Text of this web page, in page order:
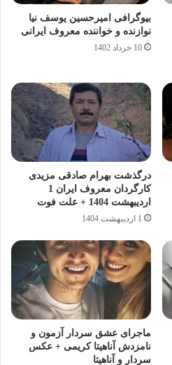
بیوگرافی امیرحسین یوسف نیا
نوازنده و خواننده معروف ایرانی
10 خرداد 1402
درگذشت بهرام صادقی مزیدی
کارگردان معروف ایران 1
اردیبهشت 1404 + علت فوت
1 اردیبهشت 1404
ماجرای عشق سردار آزمون و
نامزدش آناهیتا کریمی + عکس
سردار و آناهیتا